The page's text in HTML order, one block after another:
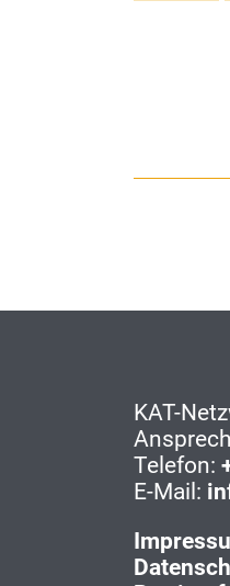
KAT-
Telefon:
E-Mail: